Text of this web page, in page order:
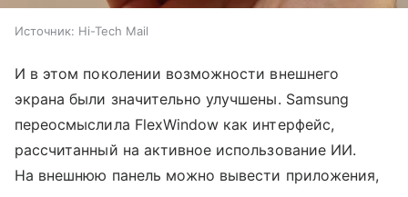
Источник: Hi-Tech Mail
И в этом поколении возможности внешнего
экрана были значительно улучшены. Samsung
переосмыслила FlexWindow как интерфейс,
рассчитанный на активное использование ИИ.
На внешнюю панель можно вывести приложения,